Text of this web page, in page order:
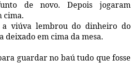
de novo. Depois jogaram
cima.
a viúva lembrou do dinheiro do
deixado em cima da mesa.
guardar no baú tudo que fosse